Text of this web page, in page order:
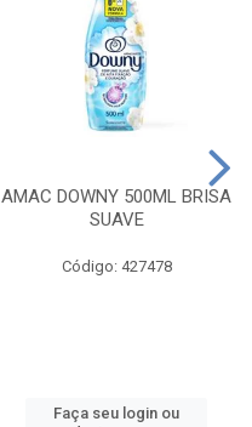
AMAC DOWNY 500ML BRISA
SUAVE
Código: 427478
Faça seu login ou